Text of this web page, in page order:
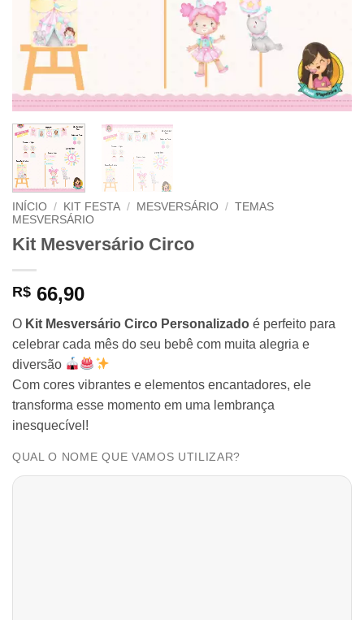
INÍCIO / KIT FESTA / MESVERSÁRIO / TEMAS
MESVERSÁRIO
Kit Mesversário Circo
R$ 66,90
O Kit Mesversário Circo Personalizado é perfeito para
celebrar cada mês do seu bebê com muita alegria e
diversão
Com cores vibrantes e elementos encantadores, ele
transforma esse momento em uma lembrança
inesquecível!
QUAL O NOME QUE VAMOS UTILIZAR?